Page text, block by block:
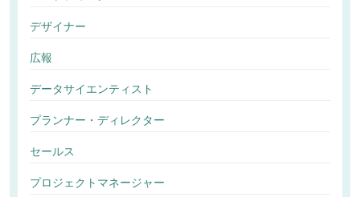
デザイナー
広報
データサイエンティスト
プランナー・ディレクター
セールス
プロジェクトマネージャー